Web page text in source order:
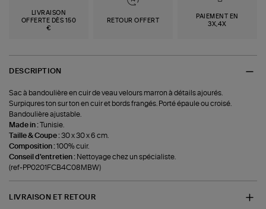
LIVRAISON
OFFERTE DÈS 150
€
RETOUR OFFERT
PAIEMENT EN
3X,4X
DESCRIPTION
Sac à bandoulière en cuir de veau velours marron à détails ajourés.
Surpiqures ton sur ton en cuir et bords frangés. Porté épaule ou croisé.
Bandoulière ajustable.
Made in :Tunisie.
Taille & Coupe :30 x 30 x 6 cm.
Composition :100% cuir.
Conseil d'entretien : Nettoyage chez un spécialiste.
(ref-PP0201FCB4C08MBW)
LIVRAISON ET RETOUR